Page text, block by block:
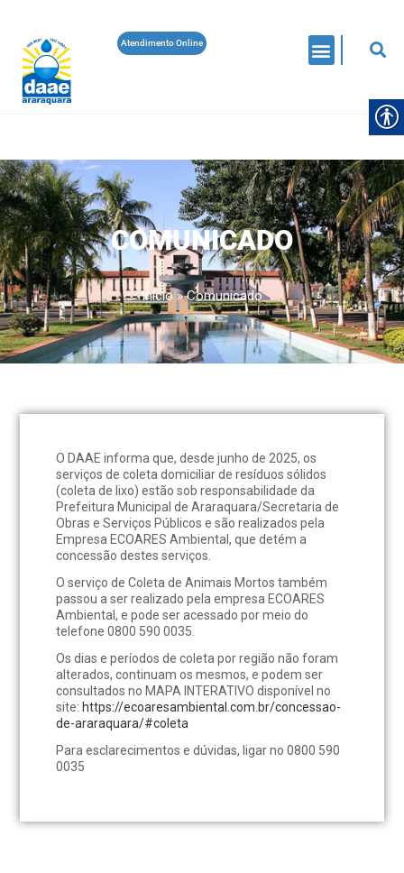
Atendimento Online
COMUNICADO
Início»Comunicado
O DAAE informa que, desde junho de 2025, os
serviços de coleta domiciliar de resíduos sólidos
(coleta de lixo) estão sob responsabilidade da
Prefeitura Municipal de Araraquara/Secretaria de
Obras e Serviços Públicos e são realizados pela
Empresa ECOARES Ambiental, que detém a
concessão destes serviços.
O serviço de Coleta de Animais Mortos também
passou a ser realizado pela empresa ECOARES
Ambiental, e pode ser acessado por meio do
telefone 0800 590 0035.
Os dias e períodos de coleta por região não foram
alterados, continuam os mesmos, e podem ser
consultados no MAPA INTERATIVO disponível no
site: https://ecoaresambiental.com.br/concessao-
de-araraquara/#coleta
Para esclarecimentos e dúvidas, ligar no 0800 590
0035